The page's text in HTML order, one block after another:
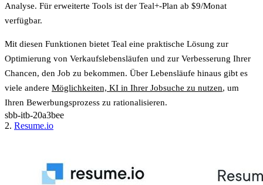
Analyse. Für erweiterte Tools ist der Teal+-Plan ab $9/Monat
verfügbar.
Mit diesen Funktionen bietet Teal eine praktische Lösung zur
Optimierung von Verkaufslebensläufen und zur Verbesserung Ihrer
Chancen, den Job zu bekommen. Über Lebensläufe hinaus gibt es
viele andere Möglichkeiten, KI in Ihrer Jobsuche zu nutzen, um
Ihren Bewerbungsprozess zu rationalisieren.
sbb-itb-20a3bee
2. Resume.io